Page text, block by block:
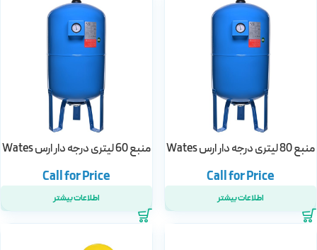
منبع 80 لیتری درجه دار ارس Wates
اطلاعات بیشتر
منبع 60 لیتری درجه دار ارس Wates
اطلاعات بیشتر